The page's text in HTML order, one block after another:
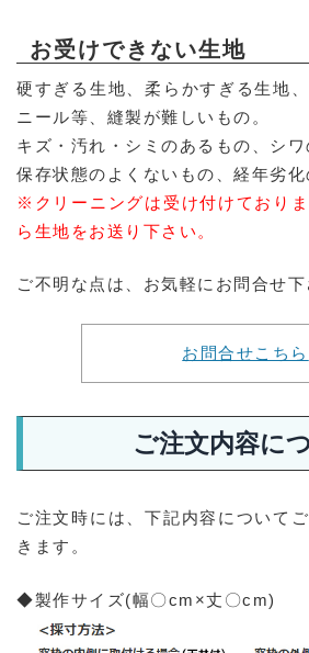
お受けできない生地
硬すぎる生地、柔らかすぎる生地
ニール等、縫製が難しいもの。
キズ・汚れ・シミのあるもの、シワ
保存状態のよくないもの、経年劣化
※クリーニングは受け付けており
ら生地をお送り下さい。
ご不明な点は、お気軽にお問合せ下
お問合せこちら
ご注文内容に
ご注文時には、下記内容について
きます。
◆製作サイズ(幅〇cm×丈〇cm)